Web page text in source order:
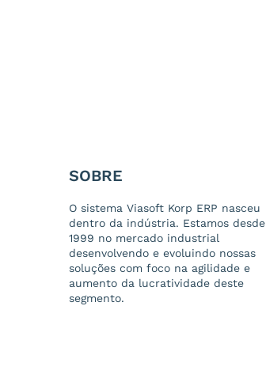
SOBRE
O sistema Viasoft Korp ERP nasceu
dentro da indústria. Estamos desde
1999 no mercado industrial
desenvolvendo e evoluindo nossas
soluções com foco na agilidade e
aumento da lucratividade deste
segmento.